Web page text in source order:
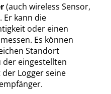
(auch wireless Sensor,
Er kann die
oder einen
Es können
Standort
der eingestellten
Logger seine